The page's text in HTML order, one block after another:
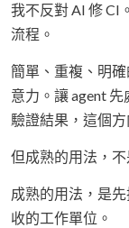
我不反對 AI 修 CI
流程。
簡單、重複、明
意力。讓 agent
驗證結果，這個方
但成熟的用法，
成熟的用法，是
收的工作單位。